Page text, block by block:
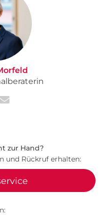
zur Hand?
und Rückruf erhalten: